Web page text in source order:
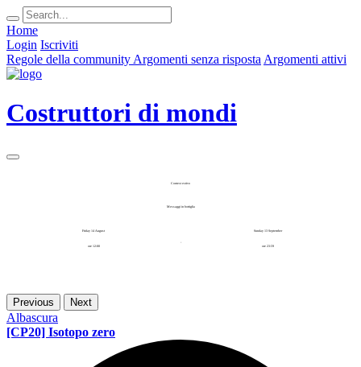
Home
Login Iscriviti
Regole della community Argomenti senza risposta Argomenti attivi
Costruttori di mondi
Contest estivo
Messaggi in bottiglia
Friday 14 August
ore 12:00
Sunday 13 September
ore 23:59
Previous Next
Albascura
[CP20] Isotopo zero